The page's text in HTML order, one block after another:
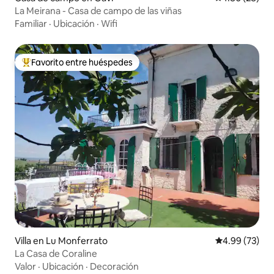
La Meirana - Casa de campo de las viñas
Familiar · Ubicación · Wifi
De los mejores en Favorito entre huéspedes
Favorito entre huéspedes
Villa en Lu Monferrato Calificación
4.99 (73)
La Casa de Coraline
Valor · Ubicación · Decoración